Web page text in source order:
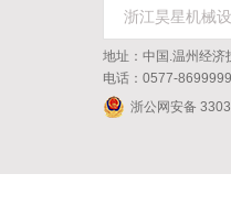
地址：中国.温州经济
电话：0577-
浙公网安备